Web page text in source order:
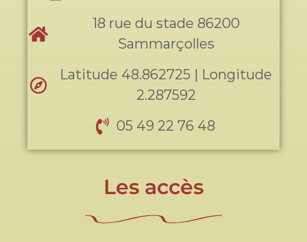
18 rue du stade 86200
Sammarçolles
Latitude 48.862725 | Longitude
2.287592
05 49 22 76 48
Les accès